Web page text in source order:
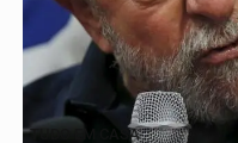
TUDO EM CASA